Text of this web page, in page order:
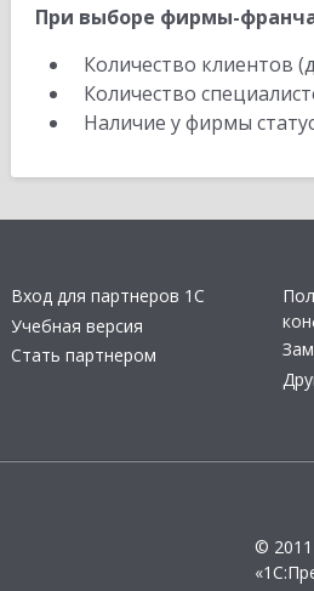
При выборе фирмы-
Количество клиентов
Количество
Наличие у фирмы
Вход для партнеров 1С
Учебная версия
Стать партнером
©